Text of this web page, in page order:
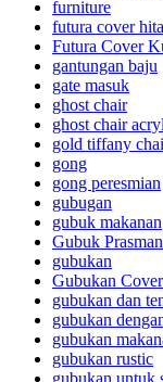
furniture
futura cover
Futura Cover
gantungan baju
gate masuk
ghost chair
ghost chair
gold tiffany
gong
gong peresmian
gubugan
gubuk makanan
Gubuk
gubukan
Gubukan
gubukan dan
gubukan
gubukan
gubukan rustic